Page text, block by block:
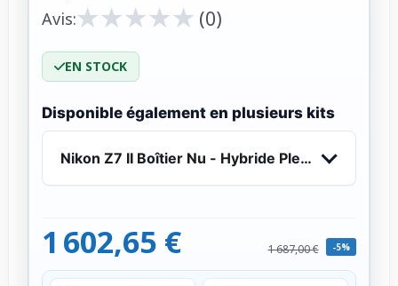
Avis:★
★★
★★
★★
★★
★ (0)
EN STOCK
Disponible également en plusieurs kits
Nikon Z7 II Boîtier Nu - Hybride Plein Format
1 602,65 € 1 687,00 € -5%